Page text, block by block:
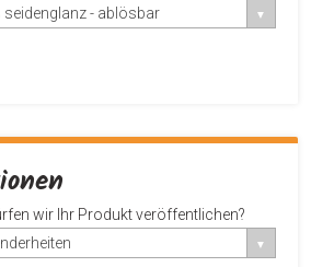
seidenglanz - ablösbar
wir Ihr Produkt veröffentlichen?